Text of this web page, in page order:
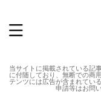
当サイトに掲載されている記
に付随しており、無断での商
テンツには広告が含まれてい
申請等はお問